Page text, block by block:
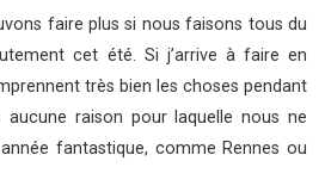
faire plus si nous faisons tous du
cet été. Si j’arrive à faire en
très bien les choses pendant
aucune raison pour laquelle nous ne
fantastique, comme Rennes ou